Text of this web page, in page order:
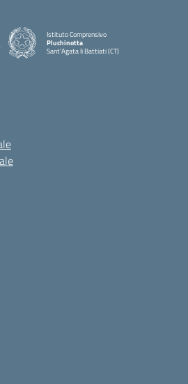
Istituto Comprensivo
Pluchinotta
Sant'Agata li Battiati (CT)
— Visita la pagina iniziale della scuola